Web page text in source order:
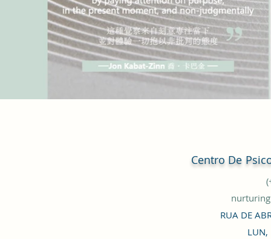
Centro De
RUA DE
LUN,